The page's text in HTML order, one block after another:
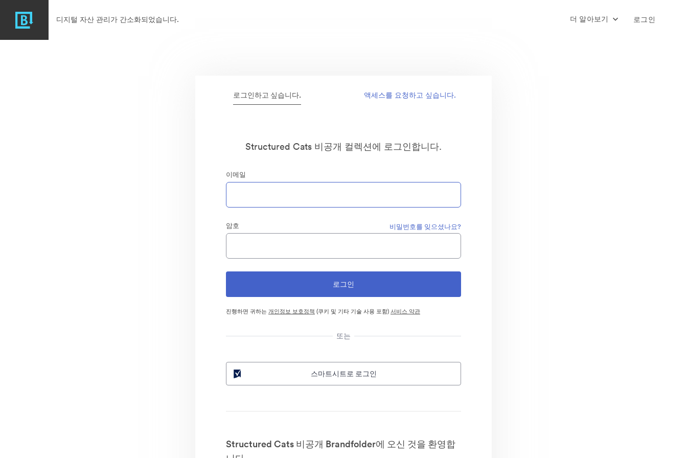
디지털 자산 관리가 간소화되었습니다. 더 알아보기 로그인
로그인하고 싶습니다. 액세스를 요청하고 싶습니다.
Structured Cats 비공개 컬렉션에 로그인합니다.
이메일
암호 비밀번호를 잊으셨나요?
진행하면 귀하는개인정보 보호정책 (쿠키 및 기타 기술 사용 포함)서비스 약관
또는
스마트시트로 로그인
Structured Cats 비공개 Brandfolder에 오신 것을 환영합